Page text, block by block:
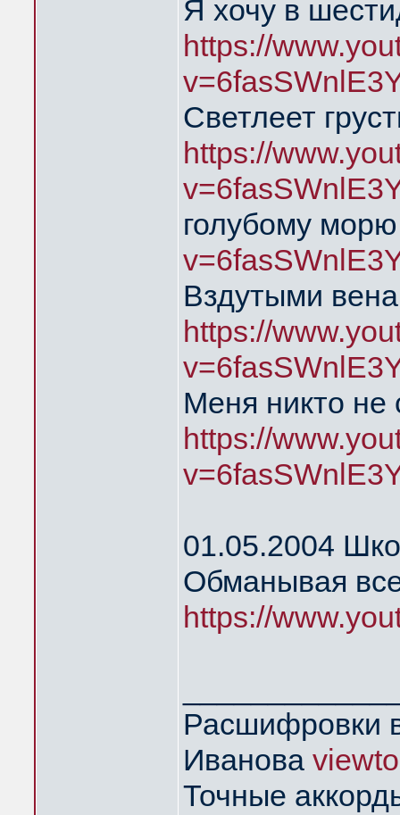
Я хочу в
https://
Светлеет
https://
голубому
Вздутыми
https://
Меня никто
https://
01.05.2004
Обманывая
https://
Расшифровки
Иванова
Точные